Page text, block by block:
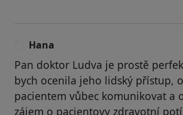
Hana
Pan doktor Ludva je prostě
bych ocenila jeho lidský přístup,
pacientem vůbec komunikovat a
zájem o pacientovy zdravotní